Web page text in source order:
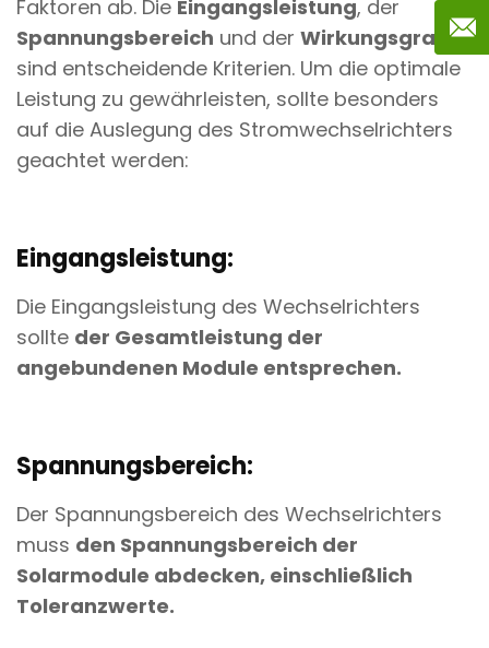
Faktoren ab. Die Eingangsleistung, der
Spannungsbereich und der Wirkungsgrad
sind entscheidende Kriterien. Um die optimale
Leistung zu gewährleisten, sollte besonders
auf die Auslegung des Stromwechselrichters
geachtet werden:
Eingangsleistung:
Die Eingangsleistung des Wechselrichters
sollte der Gesamtleistung der
angebundenen Module entsprechen.
Spannungsbereich:
Der Spannungsbereich des Wechselrichters
muss den Spannungsbereich der
Solarmodule abdecken, einschließlich
Toleranzwerte.